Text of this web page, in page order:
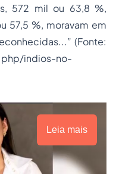
572 mil ou 63,8 %,
57,5 %, moravam em
(Fonte:
indios-no-
Leia mais